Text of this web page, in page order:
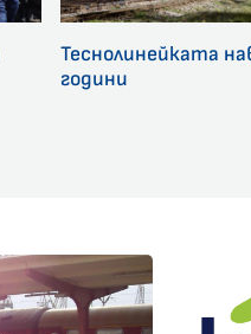
Теснолинейката
години